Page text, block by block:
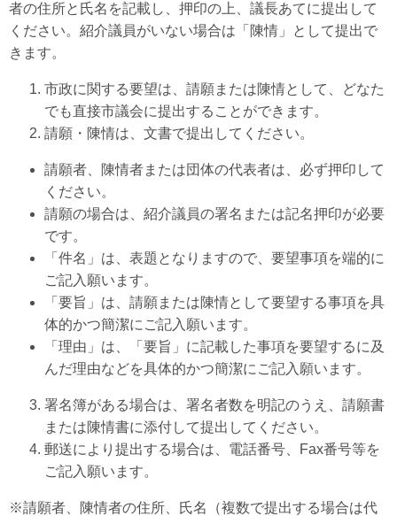
者の住所と氏名を記載し、押印の上、議長あてに提出して
ください。紹介議員がいない場合は「陳情」として提出で
きます。
市政に関する要望は、請願または陳情として、どなた
でも直接市議会に提出することができます。
請願・陳情は、文書で提出してください。
請願者、陳情者または団体の代表者は、必ず押印して
ください。
請願の場合は、紹介議員の署名または記名押印が必要
です。
「件名」は、表題となりますので、要望事項を端的に
ご記入願います。
「要旨」は、請願または陳情として要望する事項を具
体的かつ簡潔にご記入願います。
「理由」は、「要旨」に記載した事項を要望するに及
んだ理由などを具体的かつ簡潔にご記入願います。
署名簿がある場合は、署名者数を明記のうえ、請願書
または陳情書に添付して提出してください。
郵送により提出する場合は、電話番号、Fax番号等を
ご記入願います。
※請願者、陳情者の住所、氏名（複数で提出する場合は代